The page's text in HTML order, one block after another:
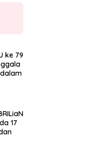
ke 79
17